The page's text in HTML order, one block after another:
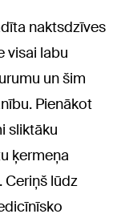
naktsdzīves
visai labu
un šim
Pienākot
sliktāku
ķermeņa
Ceriņš lūdz